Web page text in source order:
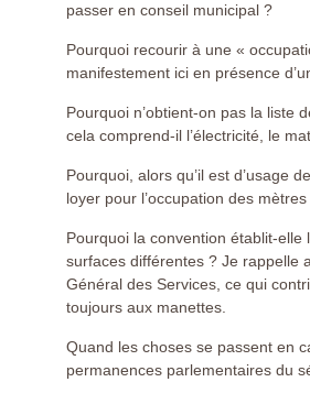
passer en conseil municipal ?
Pourquoi recourir à une «
manifestement ici en présence
Pourquoi n’obtient-on pas la liste
cela comprend-il l’électricité, le
Pourquoi, alors qu’il est d’usage
loyer pour l’occupation des
Pourquoi la convention établit-
surfaces différentes ? Je rappelle
Général des Services, ce qui
toujours aux manettes.
Quand les choses se passent en
permanences parlementaires du